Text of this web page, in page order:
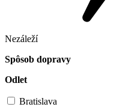
Nezáleží
Spôsob dopravy
Odlet
Bratislava